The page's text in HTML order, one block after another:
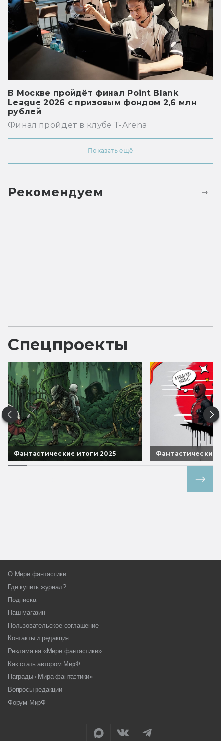
В Москве пройдёт финал Point Blank
League 2026 с призовым фондом 2,6 млн
рублей
Финал пройдёт в клубе T-Arena.
Показать ещё
Рекомендуем
Спецпроекты
Фантастические итоги 2025 Фантастические
О Мире фантастики
Где купить журнал?
Подписка
Наш магазин
Пользовательское соглашение
Контакты и редакция
Реклама на «Мире фантастики»
Как стать автором МирФ
Награды «Мира фантастики»
Вопросы редакции
Форум МирФ